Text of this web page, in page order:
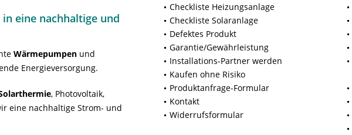
eine nachhaltige und
Wärmepumpen und
Energieversorgung.
, Photovoltaik,
eine nachhaltige Strom- und
Checkliste Heizungsanlage
Checkliste Solaranlage
Defektes Produkt
Garantie/Gewährleistung
Installations-Partner werden
Kaufen ohne Risiko
Produktanfrage-Formular
Kontakt
Widerrufsformular